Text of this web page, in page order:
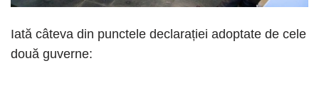
Iată câteva din punctele declarației adoptate de cele
două guverne: